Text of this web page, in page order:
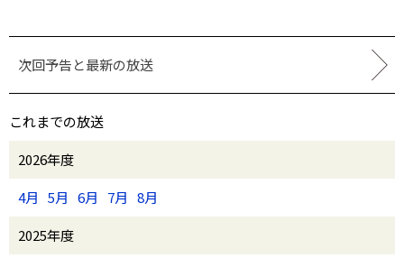
次回予告と最新の放送
これまでの放送
2026年度
4月 5月 6月 7月 8月
2025年度